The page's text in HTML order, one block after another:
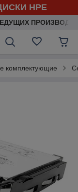
HPE
комплектующие